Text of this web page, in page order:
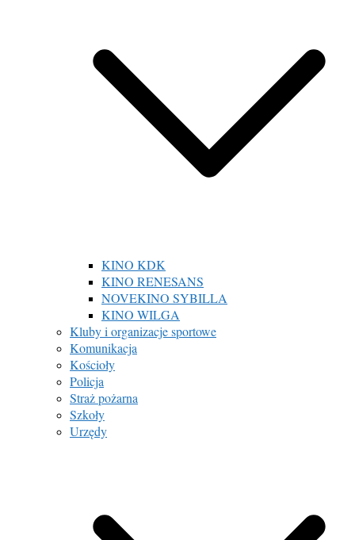
KINO KDK
KINO RENESANS
NOVEKINO SYBILLA
KINO WILGA
Kluby i organizacje sportowe
Komunikacja
Kościoły
Policja
Straż pożarna
Szkoły
Urzędy